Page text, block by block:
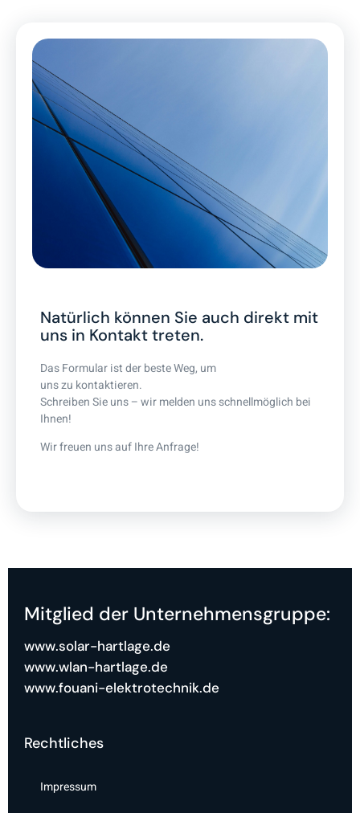
Natürlich können Sie auch direkt mit
uns in Kontakt treten.
Das Formular ist der beste Weg, um
uns zu kontaktieren.
Schreiben Sie uns – wir melden uns schnellmöglich bei
Ihnen!
Wir freuen uns auf Ihre Anfrage!
Mitglied der Unternehmensgruppe:
www.solar-hartlage.de
www.wlan-hartlage.de
www.fouani-elektrotechnik.de
Rechtliches
Impressum